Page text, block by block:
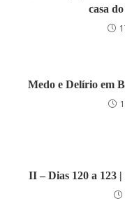
casa
Medo e Delírio em
II – Dias 120 a 123 |